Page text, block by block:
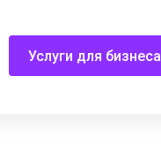
Услуги для бизнеса